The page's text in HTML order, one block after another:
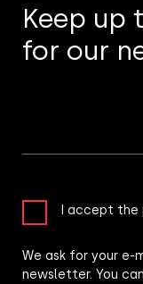
Keep up
for our
I accept
We ask for your e-
newsletter. You